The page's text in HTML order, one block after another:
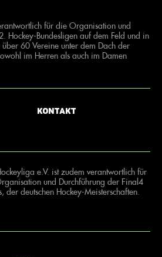
für die Organisation und
Hockey-Bundesligen auf dem Feld und in
60 Vereine unter dem Dach der
im Herren als auch im Damen
Kontakt
e.V. ist zudem verantwortlich für
und Durchführung der Final4
der deutschen Hockey-Meisterschaften.